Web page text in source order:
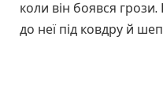
коли він боявся грози.
до неї під ковдру й